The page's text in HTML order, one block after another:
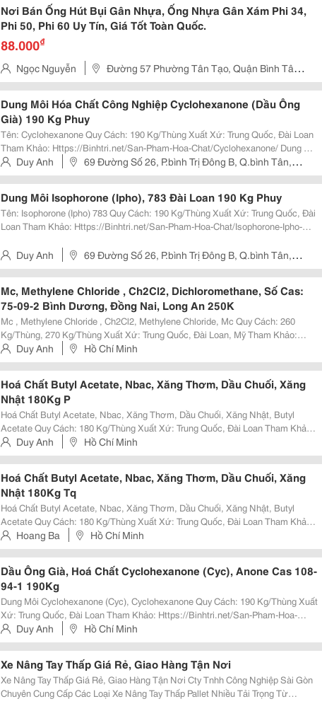
Nơi Bán Ống Hút Bụi Gân Nhựa, Ống Nhựa Gân Xám Phi 34,
Phi 50, Phi 60 Uy Tín, Giá Tốt Toàn Quốc.
88.000₫
Ngọc Nguyễn
Đường 57 Phường Tân Tạo, Quận Bình Tân,
Tp Hồ Chí Minh
Dung Môi Hóa Chất Công Nghiệp Cyclohexanone (Dầu Ông
Già) 190 Kg Phuy
Tên: Cyclohexanone Quy Cách: 190 Kg/Thùng Xuất Xứ: Trung Quốc, Đài Loan
Tham Khảo: Https://Binhtri.net/San-Pham-Hoa-Chat/Cyclohexanone/ Dung Môi
Cyclohexanone Là Gì? &Ndash; Dung Môi Cyclohexanone (Cyc) Có Công Thức
Phân Tử C6H10O,...
Duy Anh
69 Đường Số 26, P.bình Trị Đông B, Q.bình Tân,
Tp.hcm
Dung Môi Isophorone (Ipho), 783 Đài Loan 190 Kg Phuy
Tên: Isophorone (Ipho) 783 Quy Cách: 190 Kg/Thùng Xuất Xứ: Trung Quốc, Đài
Loan Tham Khảo: Https://Binhtri.net/San-Pham-Hoa-Chat/Isophorone-Ipho-
Khác: Dung...
Duy Anh
69 Đường Số 26, P.bình Trị Đông B, Q.bình Tân,
Tp.hcm
Mc, Methylene Chloride , Ch2Cl2, Dichloromethane, Số Cas:
75-09-2 Bình Dương, Đồng Nai, Long An 250K
Mc , Methylene Chloride , Ch2Cl2, Methylene Chloride, Mc Quy Cách: 260
Kg/Thùng, 270 Kg/Thùng Xuất Xứ: Trung Quốc, Đài Loan, Mỹ Tham Khảo:
Https://Binhtri.net/San-Pham-Hoa-Chat/Methylene-Chloride-Mc/ Dung Môi
Methylene Chloride (Mc) ...
Duy Anh Hồ Chí Minh
Hoá Chất Butyl Acetate, Nbac, Xăng Thơm, Dầu Chuối, Xăng
Nhật 180Kg P
Hoá Chất Butyl Acetate, Nbac, Xăng Thơm, Dầu Chuối, Xăng Nhật, Butyl
Acetate Quy Cách: 180 Kg/Thùng Xuất Xứ: Trung Quốc, Đài Loan Tham Khảo:
Https://Binhtri.net/San-Pham-Hoa-Chat/Butyl-Acetate/ Dung Môi Butyl Acetate
Butyl Acetate...
Duy Anh Hồ Chí Minh
Hoá Chất Butyl Acetate, Nbac, Xăng Thơm, Dầu Chuối, Xăng
Nhật 180Kg Tq
Hoá Chất Butyl Acetate, Nbac, Xăng Thơm, Dầu Chuối, Xăng Nhật, Butyl
Acetate Quy Cách: 180 Kg/Thùng Xuất Xứ: Trung Quốc, Đài Loan Tham Khảo:
Https://Binhtri.net/San-Pham-Hoa-Chat/Butyl-Acetate/ Dung Môi Butyl Acetate
Butyl Acetate...
Hoang Ba Hồ Chí Minh
Dầu Ông Già, Hoá Chất Cyclohexanone (Cyc), Anone Cas 108-
94-1 190Kg
Dung Môi Cyclohexanone (Cyc), Cyclohexanone Quy Cách: 190 Kg/Thùng Xuất
Xứ: Trung Quốc, Đài Loan Tham Khảo: Https://Binhtri.net/San-Pham-Hoa-
Chat/Cyclohexanone/ Dung Môi Cyclohexanone Là Gì? &Ndash; Dung Môi
Cyclohexanone (Cyc) Có...
Duy Anh Hồ Chí Minh
Xe Nâng Tay Thấp Giá Rẻ, Giao Hàng Tận Nơi
Xe Nâng Tay Thấp Giá Rẻ, Giao Hàng Tận Nơi Cty Tnhh Công Nghiệp Sài Gòn
Chuyên Cung Cấp Các Loại Xe Nâng Tay Thấp Pallet Nhiều Tải Trọng Từ